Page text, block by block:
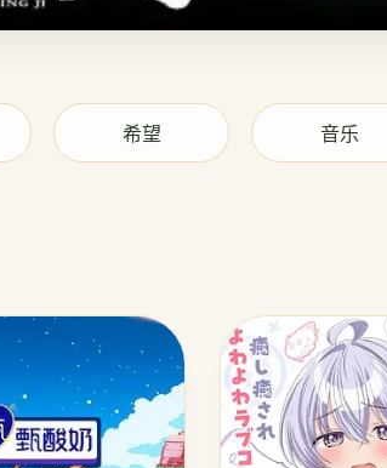
希望 音乐